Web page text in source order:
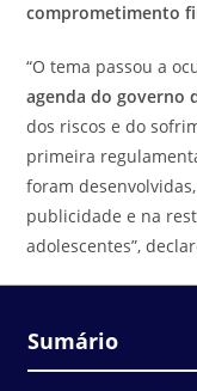
comprometimento
“O tema passou a
agenda do governo
dos riscos e do
primeira
foram
publicidade e na
adolescentes”,
Sumário